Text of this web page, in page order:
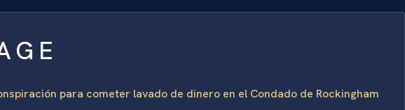
para cometer lavado de dinero en el Condado de Rockingham